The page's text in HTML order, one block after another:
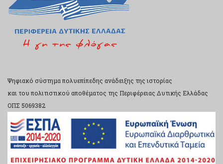
Ψηφιακό σύστημα πολυεπίπεδης ανάδειξης της ιστορίας
και του πολιτιστικού αποθέματος της Περιφέρειας Δυτικής Ελλάδας
ΟΠΣ 5069382